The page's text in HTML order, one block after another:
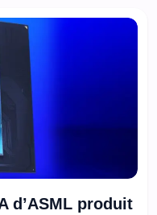
d’ASML produit